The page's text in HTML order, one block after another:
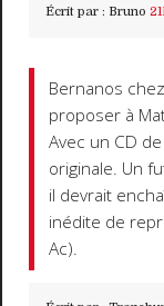
Écrit par : Bruno
Bernanos
proposer à
Avec un CD
originale. Un
il devrait
inédite de
Ac).